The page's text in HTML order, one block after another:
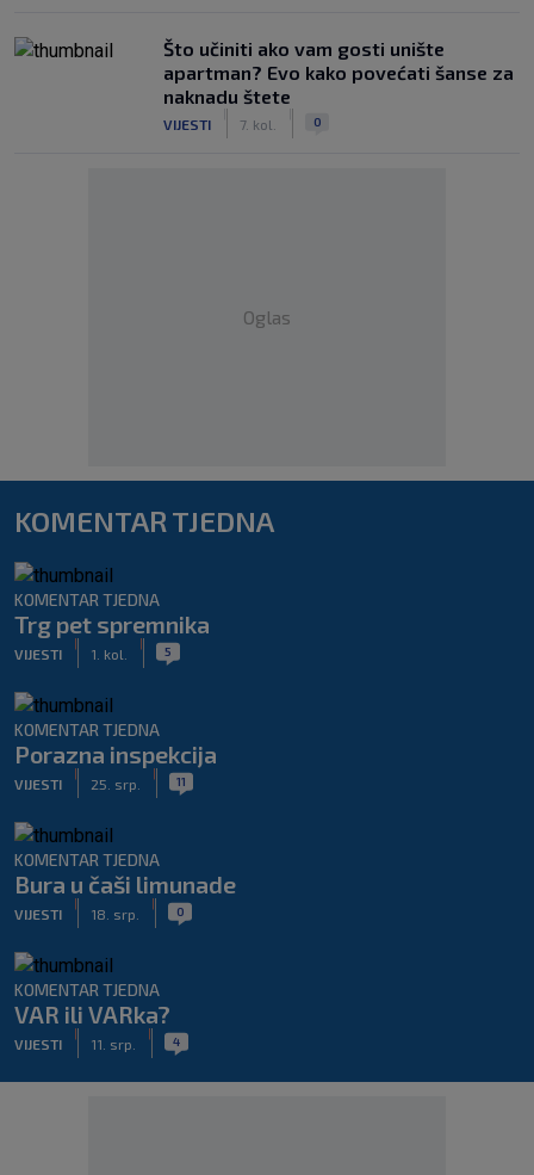
Što učiniti ako vam gosti unište
apartman? Evo kako povećati šanse za
naknadu štete
VIJESTI 7. kol. 0
Oglas
KOMENTAR TJEDNA
KOMENTAR TJEDNA
Trg pet spremnika
VIJESTI 1. kol. 5
KOMENTAR TJEDNA
Porazna inspekcija
VIJESTI 25. srp. 11
KOMENTAR TJEDNA
Bura u čaši limunade
VIJESTI 18. srp. 0
KOMENTAR TJEDNA
VAR ili VARka?
VIJESTI 11. srp. 4